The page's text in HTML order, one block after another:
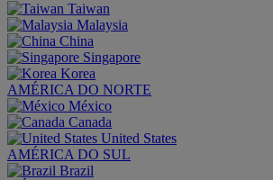
Taiwan
Malaysia
China
Singapore
Korea
AMÉRICA DO NORTE
México
Canada
United States
AMÉRICA DO SUL
Brazil